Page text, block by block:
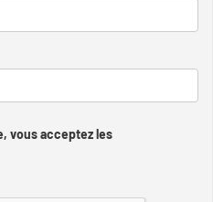
vous acceptez les